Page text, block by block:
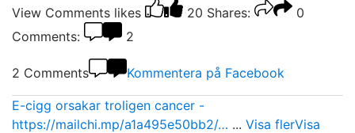
View Comments likes 20 Shares:
0
Comments:
2
2 Comments Kommentera på Facebook
E-cigg orsakar troligen cancer -
https://mailchi.mp/a1a495e50bb2/… ... Visa flerVisa